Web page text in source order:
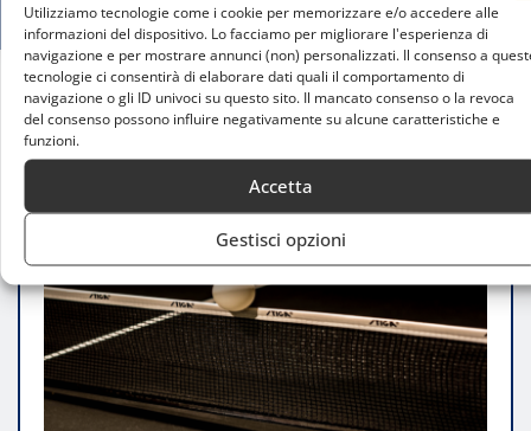
Utilizziamo tecnologie come i cookie per memorizzare e/o accedere alle
informazioni del dispositivo. Lo facciamo per migliorare l'esperienza di
navigazione e per mostrare annunci (non) personalizzati. Il consenso a
tecnologie ci consentirà di elaborare dati quali il comportamento di
navigazione o gli ID univoci su questo sito. Il mancato consenso o la revoca
del consenso possono influire negativamente su alcune caratteristiche e
funzioni.
Accetta
Gestisci opzioni
Home
Tornei amatoriali di tennistavolo a Milano: le
migliori opportunità